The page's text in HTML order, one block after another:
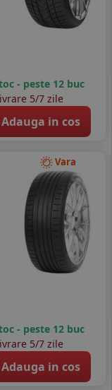
- peste 12 buc
5/7 zile
Adauga in cos
Vara
- peste 12 buc
5/7 zile
Adauga in cos